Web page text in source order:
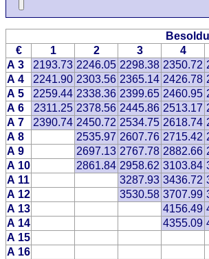
€
1 2 3 4
A 3
2193.73 2246.05 2298.38 2350.72
A 4
2241.90 2303.56 2365.14 2426.78
A 5
2259.44 2338.36 2399.65 2460.95
A 6
2311.25 2378.56 2445.86 2513.17
A 7
2390.74 2450.72 2534.75 2618.74
A 8
2535.97 2607.76 2715.42
A 9
2697.13 2767.78 2882.66
A 10
2861.84 2958.62 3103.84
A 11
3287.93 3436.72
A 12
3530.58 3707.99
A 13
4156.49
A 14
4355.09
A 15
A 16